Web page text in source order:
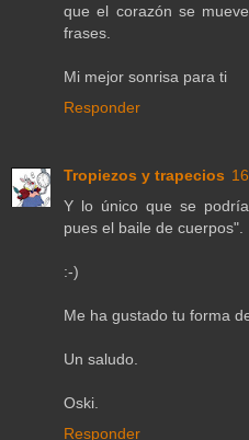
que el corazón se
frases.
Mi mejor sonrisa para ti
Responder
Tropiezos y trapecios
Y lo único que se
pues el baile de cuerpos".
:-)
Me ha gustado tu forma
Un saludo.
Oski.
Responder